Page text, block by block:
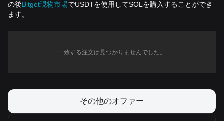
の後Bitget現物市場でUSDTを使用してSOLを購入することができ
ます。
一致する注文は見つかりませんでした。
その他のオファー